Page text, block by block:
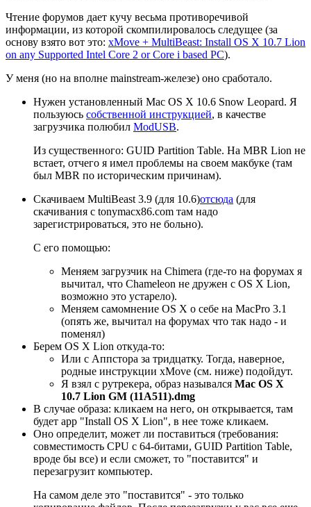
Чтение форумов дает кучу весьма противоречивой
информации, из которой скомпилировалось следущее (за
основу взято вот это: xMove + MultiBeast: Install OS X 10.7 Lion
on any Supported Intel Core 2 or Core i based PC).
У меня (но на вполне mainstream-железе) оно сработало.
Нужен установленный Mac OS X 10.6 Snow Leopard. Я
пользуюсь собственной инструкцией, в качестве
загрузчика полюбил ModUSB.
Из существенного: GUID Partition Table. На MBR Lion не
встает, отчего я имел проблемы на своем макбуке (там
был MBR по историческим причинам).
Скачиваем MultiBeast 3.9 (для 10.6)отсюда (для
скачивания с tonymacx86.com там надо
зарегистрироваться, это не больно).
С его помощью:
Меняем загрузчик на Chimera (где-то на форумах я
вычитал, что Chameleon не дружен с OS X Lion,
возможно это устарело).
Меняем самомнение OS X о себе на MacPro 3.1
(опять же, вычитал на форумах что так надо - и
поменял)
Берем OS X Lion откуда-то:
Или с Аппстора за тридцатку. Тогда, наверное,
родные инструкции xMove (см. ниже) подойдут.
Я взял с рутрекера, образ назывался Mac OS X
10.7 Lion GM (11A511).dmg
В случае образа: кликаем на него, он открывается, там
будет app "Install OS X Lion", в нее тоже кликаем.
Оно определит, может ли поставиться (требования:
совместимость CPU с 64-битами, GUID Partition Table,
вроде бы все) и если сможет, то "поставится" и
перезагрузит компьютер.
На самом деле это "поставится" - это только